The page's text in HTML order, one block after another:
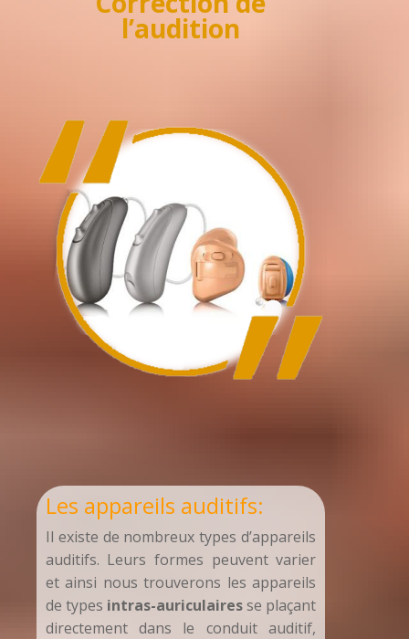
l’audition
Les appareils auditifs:
Il existe de nombreux types d’appareils
auditifs. Leurs formes peuvent varier
et ainsi nous trouverons les appareils
de types intras-auriculairesse plaçant
directement dans le conduit auditif,